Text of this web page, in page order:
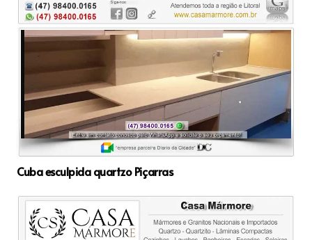
Cuba esculpida quartzo Piçarras